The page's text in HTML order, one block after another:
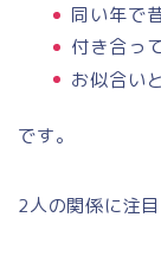
同い年で
付き合っ
お似合い
です。
2人の関係に注